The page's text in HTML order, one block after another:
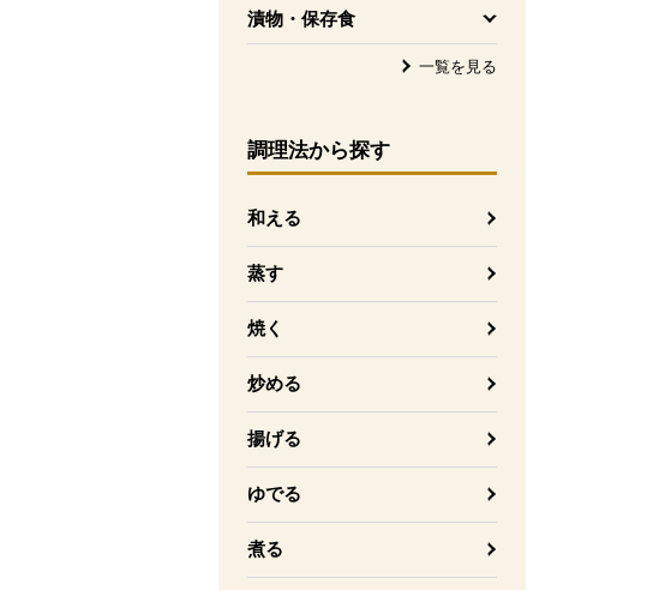
漬物・保存食
を開く
一覧を見る
調理法から探す
和える
蒸す
焼く
炒める
揚げる
ゆでる
煮る